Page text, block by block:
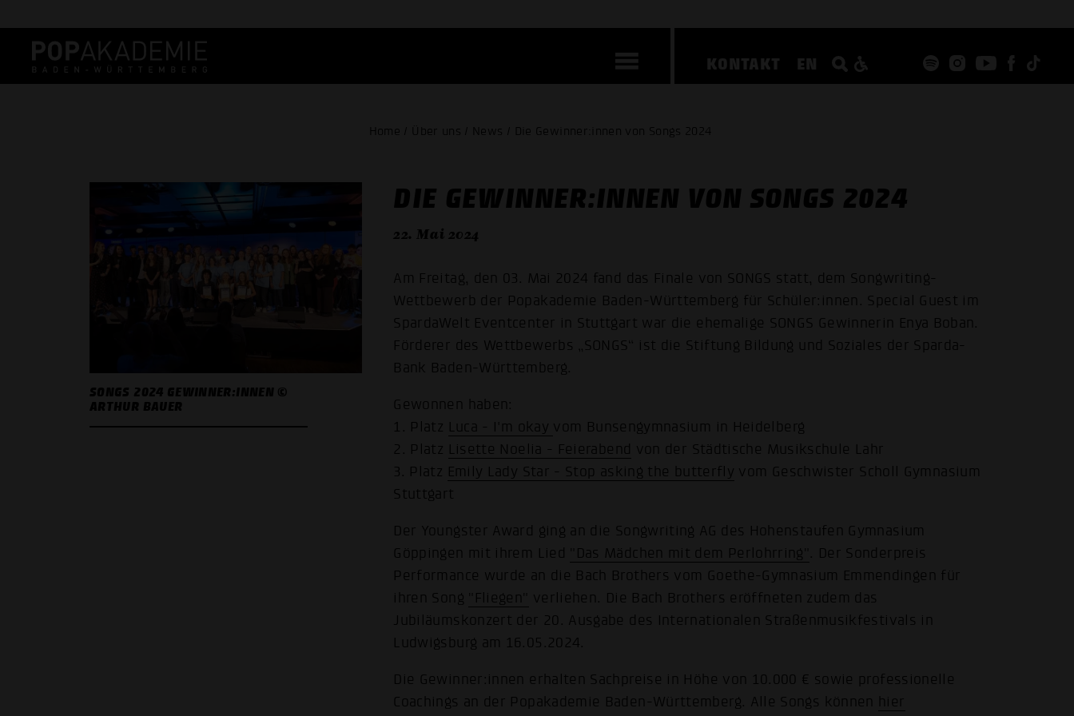
KONTAKT EN
Home / Über uns / News / Die Gewinner:innen von Songs 2024
SONGS 2024 GEWINNER:INNEN ©
ARTHUR BAUER
DIE GEWINNER:INNEN VON SONGS 2024
22. Mai 2024
Am Freitag, den 03. Mai 2024 fand das Finale von SONGS statt, dem Songwriting-
Wettbewerb der Popakademie Baden-Württemberg für Schüler:innen. Special Guest im
SpardaWelt Eventcenter in Stuttgart war die ehemalige SONGS Gewinnerin Enya Boban.
Förderer des Wettbewerbs „SONGS“ ist die Stiftung Bildung und Soziales der Sparda-
Bank Baden-Württemberg.
Gewonnen haben:
1. Platz Luca - I'm okay vom Bunsengymnasium in Heidelberg
2. Platz Lisette Noelia - Feierabend von der Städtische Musikschule Lahr
3. Platz Emily Lady Star - Stop asking the butterfly vom Geschwister Scholl Gymnasium
Stuttgart
Der Youngster Award ging an die Songwriting AG des Hohenstaufen Gymnasium
Göppingen mit ihrem Lied
"Das Mädchen mit dem Perlohrring" . Der Sonderpreis
Performance wurde an die Bach Brothers vom Goethe-Gymnasium Emmendingen für
ihren Song
"Fliegen"
verliehen. Die Bach Brothers eröffneten zudem das
Jubiläumskonzert der 20. Ausgabe des Internationalen Straßenmusikfestivals in
Ludwigsburg am 16.05.2024.
Die Gewinner:innen erhalten Sachpreise in Höhe von 10.000 € sowie professionelle
Coachings an der Popakademie Baden-Württemberg. Alle Songs können
hier